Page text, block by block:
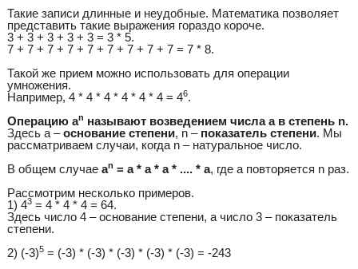
Такие записи длинные и неудобные. Математика позволяет
представить такие выражения гораздо короче.
3 + 3 + 3 + 3 + 3 = 3 * 5.
7 + 7 + 7 + 7 + 7 + 7 + 7 + 7 + 7 = 7 * 8.
Такой же прием можно использовать для операции
умножения.
Например, 4 * 4 * 4 * 4 * 4 * 4 = 46.
Операцию an называют возведением числа а в степень n.
Здесь а –основание степени, n – показатель степени. Мы
рассматриваем случаи, когда n – натуральное число.
В общем случае an = a * a * a * .... * a, где а повторяется n раз.
Рассмотрим несколько примеров.
1) 43= 4 * 4 * 4 = 64.
Здесь число 4 – основание степени, а число 3 – показатель
степени.
2) (-3)5= (-3) * (-3) * (-3) * (-3) * (-3) = -243